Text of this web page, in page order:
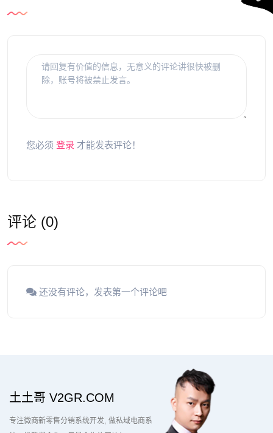
您必须 登录 才能发表评论！
评论 (0)
还没有评论，发表第一个评论吧
土土哥 V2GR.COM
专注微商新零售分销系统开发 做私域电商系